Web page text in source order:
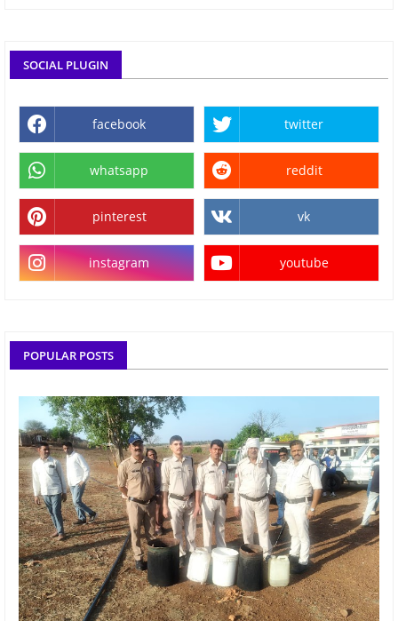
SOCIAL PLUGIN
facebook twitter
whatsapp reddit
pinterest vk
instagram youtube
POPULAR POSTS